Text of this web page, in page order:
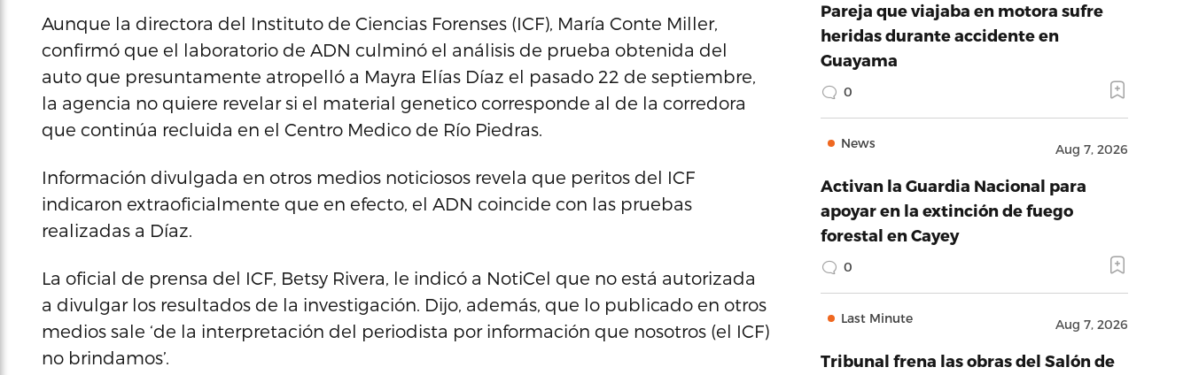
Aunque la directora del Instituto de Ciencias Forenses (ICF), María Conte Miller,
confirmó que el laboratorio de ADN culminó el análisis de prueba obtenida del
auto que presuntamente atropelló a Mayra Elías Díaz el pasado 22 de septiembre,
la agencia no quiere revelar si el material genetico corresponde al de la corredora
que continúa recluida en el Centro Medico de Río Piedras.
Información divulgada en otros medios noticiosos revela que peritos del ICF
indicaron extraoficialmente que en efecto, el ADN coincide con las pruebas
realizadas a Díaz.
La oficial de prensa del ICF, Betsy Rivera, le indicó a NotiCel que no está autorizada
a divulgar los resultados de la investigación. Dijo, además, que lo publicado en otros
medios sale ‘de la interpretación del periodista por información que nosotros (el ICF)
no brindamos’.
Pareja que viajaba en motora sufre
heridas durante accidente en
Guayama
0
News Aug 7, 2026
Activan la Guardia Nacional para
apoyar en la extinción de fuego
forestal en Cayey
0
Last Minute Aug 7, 2026
Tribunal frena las obras del Salón de